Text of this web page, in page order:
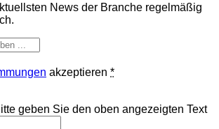
News der Branche regelmäßig
akzeptieren *
geben Sie den oben angezeigten Text